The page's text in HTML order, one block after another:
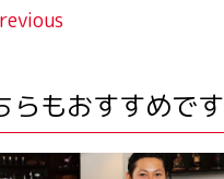
らもおすすめです